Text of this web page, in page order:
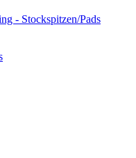
- Stockspitzen/Pads